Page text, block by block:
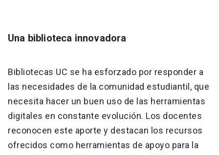
Una biblioteca innovadora
Bibliotecas UC se ha esforzado por responder a
las necesidades de la comunidad estudiantil, que
necesita hacer un buen uso de las herramientas
digitales en constante evolución. Los docentes
reconocen este aporte y destacan los recursos
ofrecidos como herramientas de apoyo para la